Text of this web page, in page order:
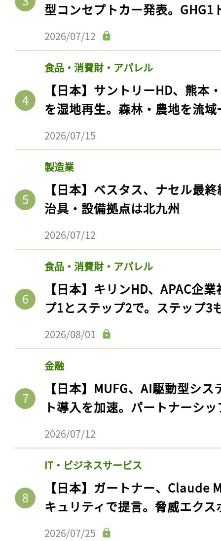
型コンセプトカー発表。GHG1
2026/07/12
食品・消費財・アパレル
【日本】サントリーHD、熊本
を湿地再生。森林・農地を流
2026/07/15
製造業
【日本】ベスタス、ナセル最
治具・設備拠点は北九州
2026/07/12
食品・消費財・アパレル
【日本】キリンHD、APAC企
プ1とステップ2で。ステップ3
2026/08/01
金融
【日本】MUFG、AI駆動型シ
ト導入を加速。パートナーシ
2026/07/12
IT・ビジネスサービス
【日本】ガートナー、Claude
キュリティで提言。脅威エク
2026/07/25
記事をお気に入りに
ログインが必
ログイン